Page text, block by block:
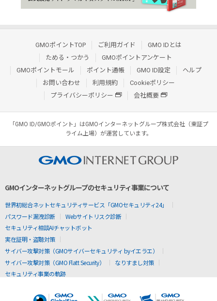
GMOポイントTOP ご利用ガイド
GMO IDとは
ためる・つかう
GMOポイントアンケート
GMOポイントモール
ポイント通帳 GMO ID設定
ヘルプ
お問い合わせ
利用規約
Cookieポリシー
プライバシーポリシー
会社概要
「GMO ID/GMOポイント」はGMOインターネットグループ株式会社（東証プ
ライム上場）が運営しています。
GMOインターネットグループのセキュリティ事業について
世界初総合ネットセキュリティサービス「GMOセキュリティ24」
パスワード漏洩診断
Webサイトリスク診断
セキュリティ相談AIチャットボット
実在証明・盗聴対策
サイバー攻撃対策（GMOサイバーセキュリティ byイエラエ）
サイバー攻撃対策（GMO Flatt Security）
なりすまし対策
セキュリティ事業の軌跡